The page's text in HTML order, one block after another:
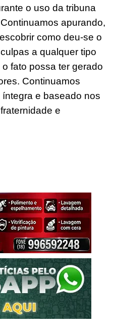
o uso da tribuna
apurando,
como deu-se o
a qualquer tipo
fato possa ter gerado
Continuamos
e baseado nos
e